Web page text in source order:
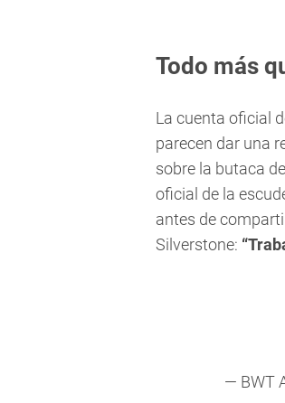
Todo más
La cuenta oficial
parecen dar una
sobre la butaca
oficial de la
antes de
Silverstone:
— BWT